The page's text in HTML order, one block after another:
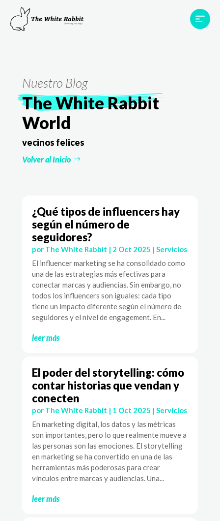
Proyectos
Testimonios
Nuestro Blog
The White Rabbit
World
vecinos felices
Volver al Inicio
¿Qué tipos de influencers hay
según el número de
seguidores?
por The White Rabbit | 2 Oct 2025 | Servicios
El influencer marketing se ha consolidado como
una de las estrategias más efectivas para
conectar marcas y audiencias. Sin embargo, no
todos los influencers son iguales: cada tipo
tiene un impacto diferente según el número de
seguidores y el nivel de engagement. En...
leer más
El poder del storytelling: cómo
contar historias que vendan y
conecten
por The White Rabbit | 1 Oct 2025 | Servicios
En marketing digital, los datos y las métricas
son importantes, pero lo que realmente mueve a
las personas son las emociones. El storytelling
en marketing se ha convertido en una de las
herramientas más poderosas para crear
vínculos entre marcas y audiencias. Una...
leer más